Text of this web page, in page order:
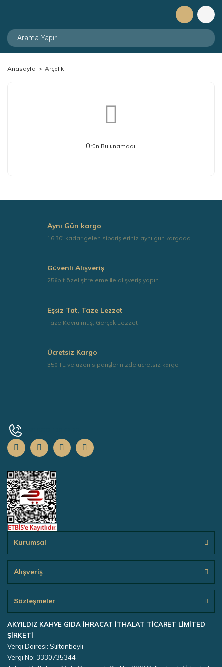
Anasayfa Arçelik
Ürün Bulunamadı.
Aynı Gün kargo
16:30' kadar gelen siparişleriniz aynı gün kargoda.
Güvenli Alışveriş
256bit özel şifreleme ile alışveriş yapın.
Eşsiz Tat, Taze Lezzet
Taze Kavrulmuş, Gerçek Lezzet
Ücretsiz Kargo
350 TL ve üzeri siparişlerinizde ücretsiz kargo
Kurumsal
Alışveriş
Sözleşmeler
AKYILDIZ KAHVE GIDA İHRACAT İTHALAT TİCARET LİMİTED
ŞİRKETİ
Vergi Dairesi: Sultanbeyli
Vergi No: 3330735344